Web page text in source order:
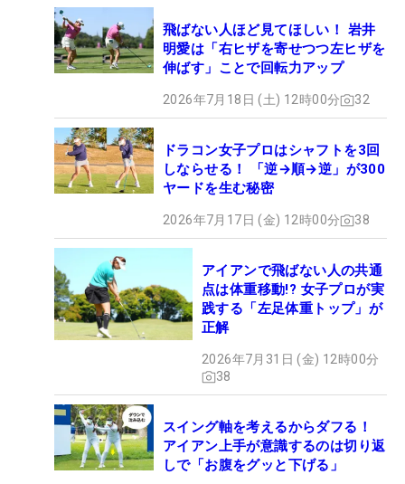
飛ばない人ほど見てほしい！ 岩井
明愛は「右ヒザを寄せつつ左ヒザを
伸ばす」ことで回転力アップ
2026年7月18日 (土) 12時00分 32
ドラコン女子プロはシャフトを3回
しならせる！ 「逆→順→逆」が300
ヤードを生む秘密
2026年7月17日 (金) 12時00分 38
アイアンで飛ばない人の共通
点は体重移動!? 女子プロが実
践する「左足体重トップ」が
正解
2026年7月31日 (金) 12時00分
38
スイング軸を考えるからダフる！
アイアン上手が意識するのは切り返
しで「お腹をグッと下げる」